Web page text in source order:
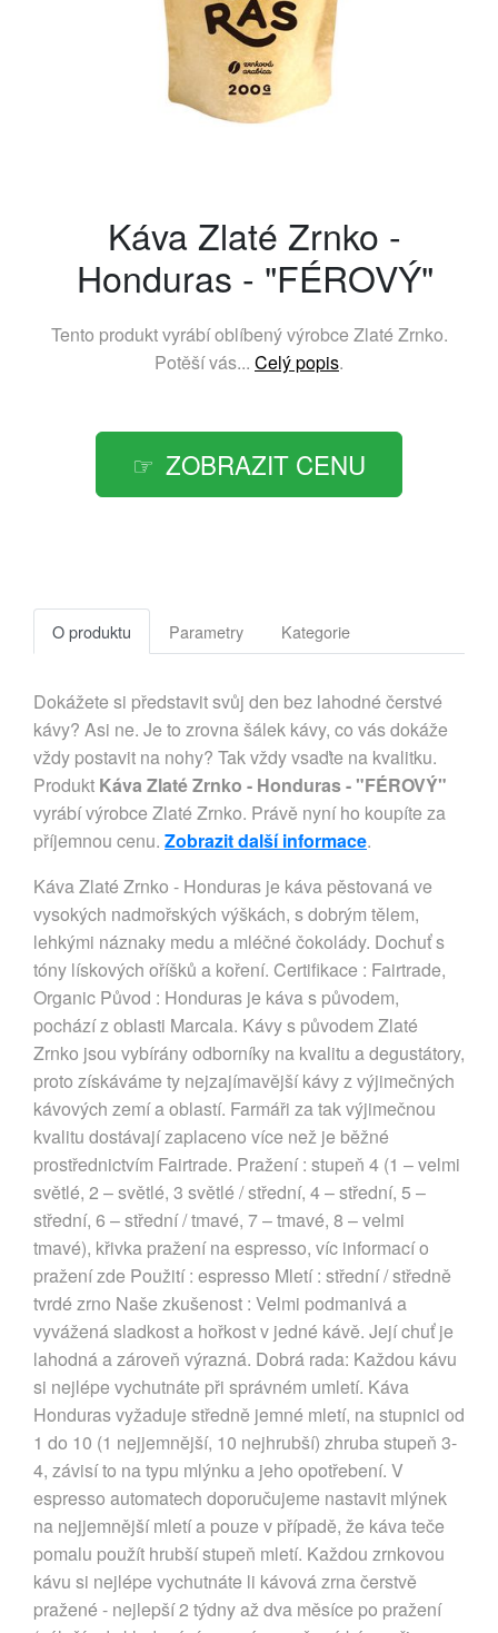
Káva Zlaté Zrnko -
Honduras - "FÉROVÝ"
Tento produkt vyrábí oblíbený výrobce Zlaté Zrnko.
Potěší vás... Celý popis.
ZOBRAZIT CENU
O produktu Parametry Kategorie
Dokážete si představit svůj den bez lahodné čerstvé
kávy? Asi ne. Je to zrovna šálek kávy, co vás dokáže
vždy postavit na nohy? Tak vždy vsaďte na kvalitku.
Produkt Káva Zlaté Zrnko - Honduras - "FÉROVÝ"
vyrábí výrobce Zlaté Zrnko. Právě nyní ho koupíte za
příjemnou cenu. Zobrazit další informace.
Káva Zlaté Zrnko - Honduras je káva pěstovaná ve
vysokých nadmořských výškách, s dobrým tělem,
lehkými náznaky medu a mléčné čokolády. Dochuť s
tóny lískových oříšků a koření. Certifikace : Fairtrade,
Organic Původ : Honduras je káva s původem,
pochází z oblasti Marcala. Kávy s původem Zlaté
Zrnko jsou vybírány odborníky na kvalitu a degustátory,
proto získáváme ty nejzajímavější kávy z výjimečných
kávových zemí a oblastí. Farmáři za tak výjimečnou
kvalitu dostávají zaplaceno více než je běžné
prostřednictvím Fairtrade. Pražení : stupeň 4 (1 – velmi
světlé, 2 – světlé, 3 světlé / střední, 4 – střední, 5 –
střední, 6 – střední / tmavé, 7 – tmavé, 8 – velmi
tmavé), křivka pražení na espresso, víc informací o
pražení zde Použití : espresso Mletí : střední / středně
tvrdé zrno Naše zkušenost : Velmi podmanivá a
vyvážená sladkost a hořkost v jedné kávě. Její chuť je
lahodná a zároveň výrazná. Dobrá rada: Každou kávu
si nejlépe vychutnáte při správném umletí. Káva
Honduras vyžaduje středně jemné mletí, na stupnici od
1 do 10 (1 nejjemnější, 10 nejhrubší) zhruba stupeň 3-
4, závisí to na typu mlýnku a jeho opotřebení. V
espresso automatech doporučujeme nastavit mlýnek
na nejjemnější mletí a pouze v případě, že káva teče
pomalu použít hrubší stupeň mletí. Každou zrnkovou
kávu si nejlépe vychutnáte li kávová zrna čerstvě
pražené - nejlepší 2 týdny až dva měsíce po pražení